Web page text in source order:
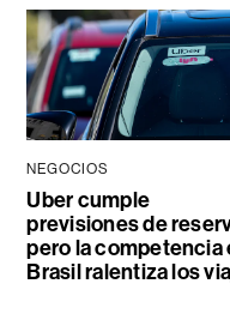
NEGOCIOS
Uber cumple
previsiones de
pero la competencia
Brasil ralentiza los